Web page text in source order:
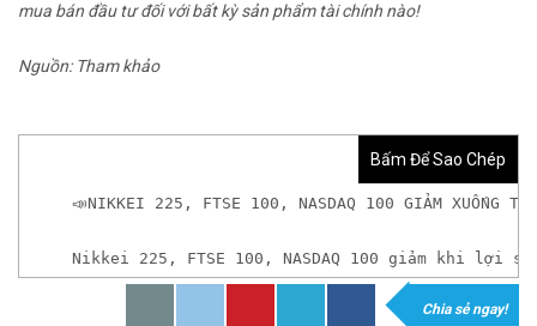
mua bán đầu tư đối với bất kỳ sản phẩm tài chính nào!
Nguồn: Tham khảo
Bấm Để Sao Chép
📣NIKKEI 225, FTSE 100, NASDAQ 100 GIẢM XUỐNG
Nikkei 225, FTSE 100, NASDAQ 100 giảm​ khi
𝘟𝘦𝘮 𝘤𝘩𝘪 𝘵𝘪ế𝘵: https://chungkhoanforex.com/
Chia sẻ ngay!